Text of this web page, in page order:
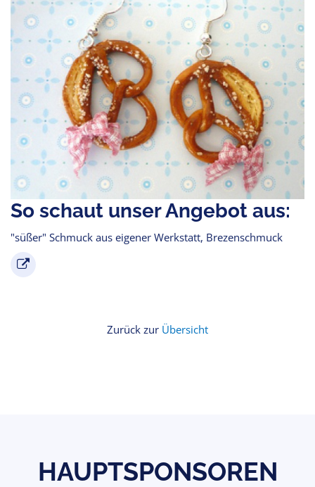
So schaut unser Angebot aus:
"süßer" Schmuck aus eigener Werkstatt, Brezenschmuck
Zurück zur Übersicht
HAUPTSPONSOREN